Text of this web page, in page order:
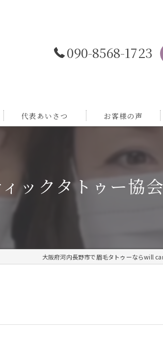
090-8568-1723
代表あいさつ お客様の声
ックタトゥー協
大阪府河内長野市で眉毛タトゥーならwill